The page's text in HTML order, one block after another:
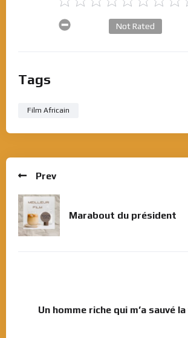
Not Rated
Tags
Film Africain
Prev
Marabout du président
Un homme riche qui m’a sauvé la